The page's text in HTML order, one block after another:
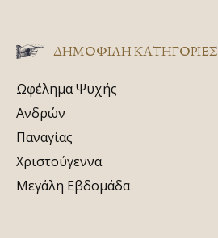
ΔΗΜΟΦΙΛΗ ΚΑΤΗΓΟΡΙΕΣ
Ωφέλημα Ψυχής
Ανδρών
Παναγίας
Χριστούγεννα
Μεγάλη Εβδομάδα